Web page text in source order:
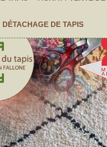
DÉTACHAGE DE TAPIS